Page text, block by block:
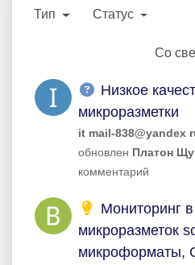
Тип Статус
Со
Низкое
микроразметки
it mail-838@yandex
обновлен Платон
комментарий
Мониторинг
микроразметок
микроформаты,